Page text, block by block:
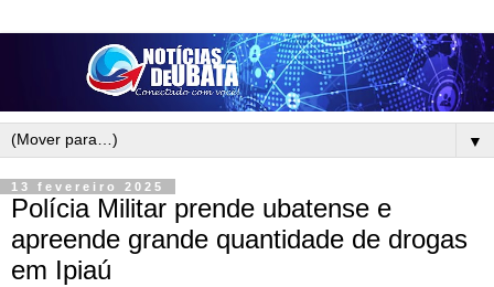
▼
13 fevereiro 2025
Polícia Militar prende ubatense e
apreende grande quantidade de drogas
em Ipiaú